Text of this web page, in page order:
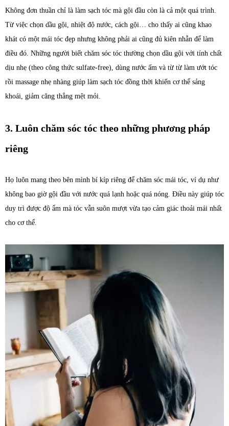
Không đơn thuần chỉ là làm sạch tóc mà gội đầu còn là cả một quá trình.
Từ việc chọn dầu gội, nhiệt độ nước, cách gội… cho thấy ai cũng khao
khát có một mái tóc đẹp nhưng không phải ai cũng đủ kiên nhẫn để làm
điều đó. Những người biết chăm sóc tóc thường chọn dầu gội với tính chất
dịu nhẹ (theo công thức sulfate-free), dùng nước ấm và từ từ làm ướt tóc
rồi massage nhẹ nhàng giúp làm sạch tóc đồng thời khiến cơ thể sảng
khoái, giảm căng thẳng mệt mỏi.
3. Luôn chăm sóc tóc theo những phương pháp
riêng
Họ luôn mang theo bên mình bí kíp riêng để chăm sóc mái tóc, ví dụ như
không bao giờ gội đầu với nước quá lạnh hoặc quá nóng. Điều này giúp tóc
duy trì được độ ẩm mà tóc vẫn suôn mượt vừa tạo cảm giác thoải mái nhất
cho cơ thể.